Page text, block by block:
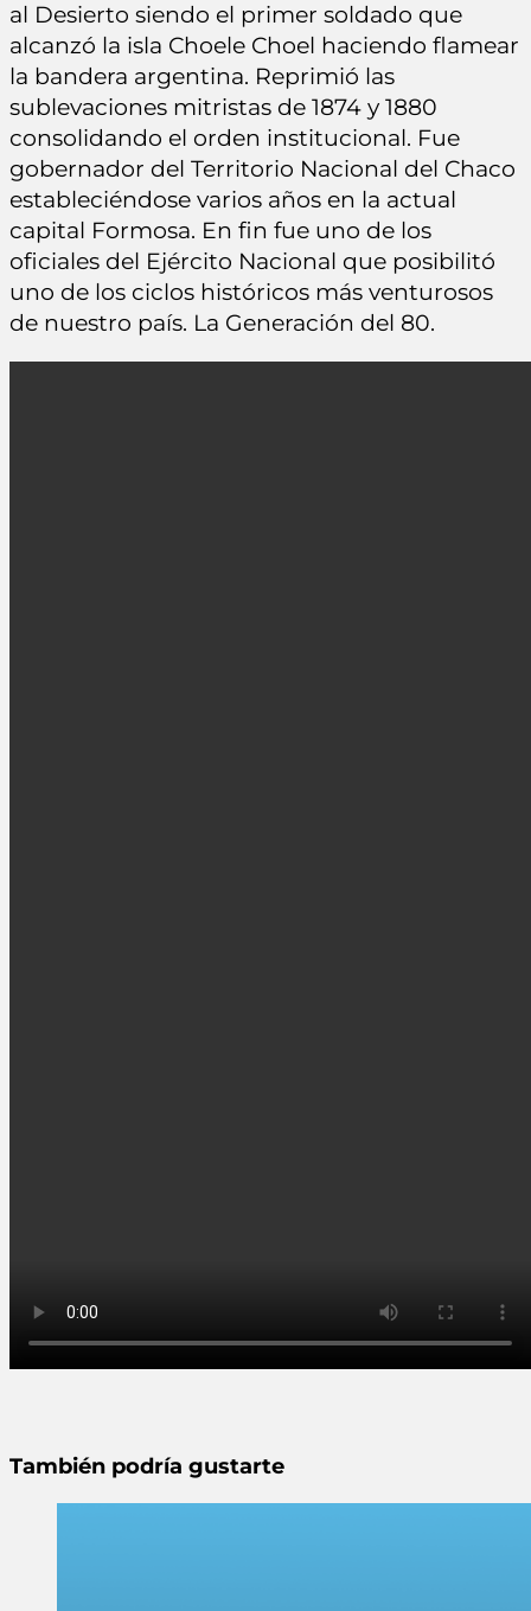
al Desierto siendo el primer soldado que
alcanzó la isla Choele Choel haciendo flamear
la bandera argentina. Reprimió las
sublevaciones mitristas de 1874 y 1880
consolidando el orden institucional. Fue
gobernador del Territorio Nacional del Chaco
estableciéndose varios años en la actual
capital Formosa. En fin fue uno de los
oficiales del Ejército Nacional que posibilitó
uno de los ciclos históricos más venturosos
de nuestro país. La Generación del 80.
También podría gustarte